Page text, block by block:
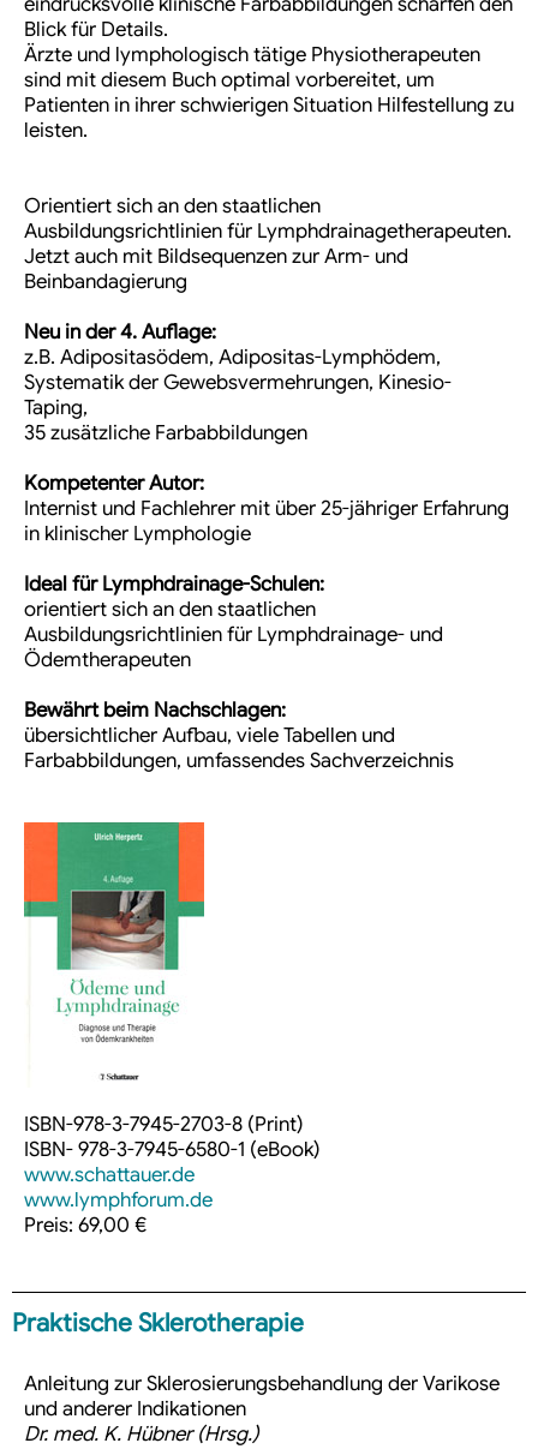
Blick für Details.
Ärzte und lymphologisch tätige Physiotherapeuten
sind mit diesem Buch optimal vorbereitet, um
Patienten in ihrer schwierigen Situation Hilfestellung zu
leisten.
Orientiert sich an den staatlichen
Ausbildungsrichtlinien für Lymphdrainagetherapeuten.
Jetzt auch mit Bildsequenzen zur Arm- und
Beinbandagierung
Neu in der 4. Auflage:
z.B. Adipositasödem, Adipositas-Lymphödem,
Systematik der Gewebsvermehrungen, Kinesio-
Taping,
35 zusätzliche Farbabbildungen
Kompetenter Autor:
Internist und Fachlehrer mit über 25-jähriger Erfahrung
in klinischer Lymphologie
Ideal für Lymphdrainage-Schulen:
orientiert sich an den staatlichen
Ausbildungsrichtlinien für Lymphdrainage- und
Ödemtherapeuten
Bewährt beim Nachschlagen:
übersichtlicher Aufbau, viele Tabellen und
Farbabbildungen, umfassendes Sachverzeichnis
ISBN-978-3-7945-2703-8 (Print)
ISBN- 978-3-7945-6580-1 (eBook)
www.schattauer.de
www.lymphforum.de
Preis: 69,00 €
Praktische Sklerotherapie
Anleitung zur Sklerosierungsbehandlung der Varikose
und anderer Indikationen
Dr. med. K. Hübner (Hrsg.)